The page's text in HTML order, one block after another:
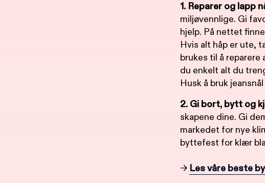
1. Reparer og lapp
miljøvennlige. Gi
hjelp. På nettet
Hvis alt håp er ute,
brukes til å
du enkelt alt du
Husk å bruk
2. Gi bort, bytt og
skapene dine. Gi
markedet for nye
byttefest for klær
→ Les våre beste